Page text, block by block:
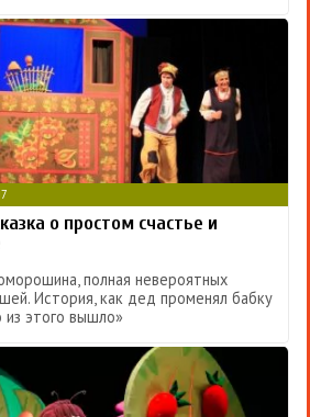
о простом счастье и
полная невероятных
История, как дед променял бабку
из этого вышло»